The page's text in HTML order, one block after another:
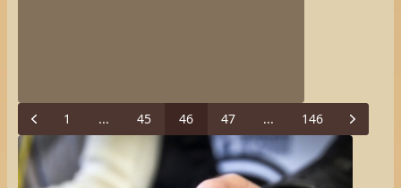
Previous
1 ... 45 46 47 ... 146 Next